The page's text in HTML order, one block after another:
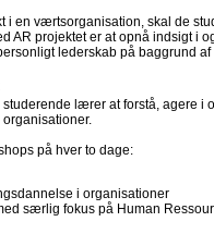
i en værtsorganisation, skal de
AR projektet er at opnå indsigt i
lederskab på baggrund af
lærer at forstå, agere i
på hver to dage:
i organisationer
særlig fokus på Human